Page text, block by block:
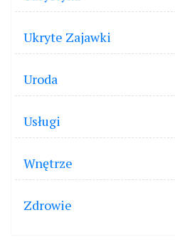
Ukryte Zajawki
Uroda
Usługi
Wnętrze
Zdrowie